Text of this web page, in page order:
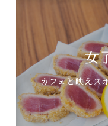
女
カフェと映えス